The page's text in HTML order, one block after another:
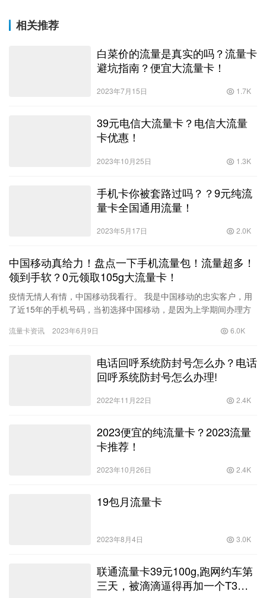
相关推荐
白菜价的流量是真实的吗？流量卡
避坑指南？便宜大流量卡！
2023年7月15日 1.7K
39元电信大流量卡？电信大流量
卡优惠！
2023年10月25日 1.3K
手机卡你被套路过吗？？9元纯流
量卡全国通用流量！
2023年5月17日 2.0K
中国移动真给力！盘点一下手机流量包！流量超多！
领到手软？0元领取105g大流量卡！
疫情无情人有情，中国移动我看行。 我是中国移动的忠实客户，用
了近15年的手机号码，当初选择中国移动，是因为上学期间办理方
赞…
流量卡资讯 2023年6月9日 6.0K
电话回呼系统防封号怎么办？电话
回呼系统防封号怎么办理!
2022年11月22日 2.4K
2023便宜的纯流量卡？2023流量
卡推荐！
2023年10月26日 2.4K
19包月流量卡
2023年8月4日 3.0K
联通流量卡39元100g,跑网约车第
三天，被滴滴逼得再加一个T3出